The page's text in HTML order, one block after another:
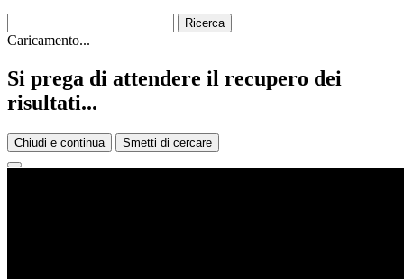
Caricamento...
Si prega di attendere il recupero dei
risultati...
Chiudi e continua Smetti di cercare